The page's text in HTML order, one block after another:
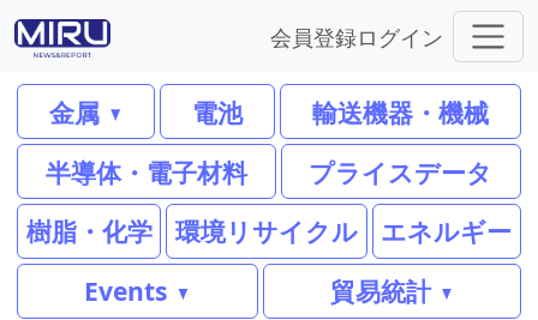
会員登録ログイン
金属 電池
輸送機器・機械
半導体・電子材料
プライスデータ
樹脂・化学
環境リサイクル
エネルギー
Events
貿易統計